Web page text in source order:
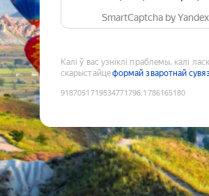
SmartCaptcha by
Калі ў вас узніклі праблемы, калі
скарыстайцеформай зваротнай
9187051719534771796:1786165180